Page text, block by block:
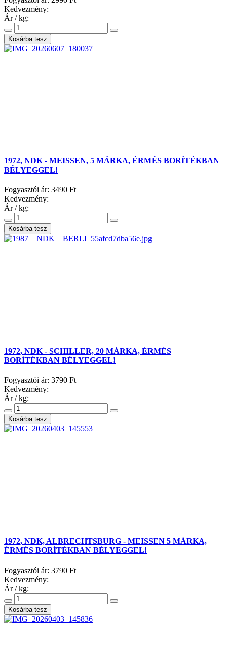
Kedvezmény:
Ár / kg:
1972, NDK - MEISSEN, 5 MÁRKA, ÉRMÉS BORÍTÉKBAN
BÉLYEGGEL!
Fogyasztói ár: 3490 Ft
Kedvezmény:
Ár / kg:
1972, NDK - SCHILLER, 20 MÁRKA, ÉRMÉS
BORÍTÉKBAN BÉLYEGGEL!
Fogyasztói ár: 3790 Ft
Kedvezmény:
Ár / kg:
1972, NDK, ALBRECHTSBURG - MEISSEN 5 MÁRKA,
ÉRMÉS BORÍTÉKBAN BÉLYEGGEL!
Fogyasztói ár: 3790 Ft
Kedvezmény:
Ár / kg: